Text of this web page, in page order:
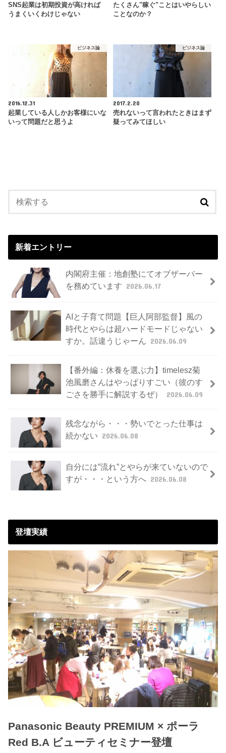
SNS起業は初期投資が高ければ
うまくいくわけじゃない
たくさん"稼ぐ"ことはいやらしい
ことなのか？
ビジネス論
2016.12.31
起業している人しかお客様にいな
いって問題だと思うよ
ビジネス論
2017.2.20
売れないって言われたときはまず
疑ってみてほしい
新着エントリー
内閣府主催：地創塾にてオブザーバー
を務めています 2026.06.17
AIと子育て問題【巨人阿部監督】風の
時代とやらは超ハードモードじゃない
すか。話違うじゃーん 2026.06.09
【番外編：休養を選ぶ力】timelesz菊
池風磨さんはやっぱりすごい（彼のす
ごさを勝手に解説するぜ）
2026.06.09
残念ながら・・・勢いでとった仕事は
続かない 2026.06.08
自分には”流れ”とやらが来ていないので
すが・・・という方へ 2026.06.08
登壇実績
Panasonic Beauty PREMIUM × ポーラ
Red B.A ビューティセミナー登壇